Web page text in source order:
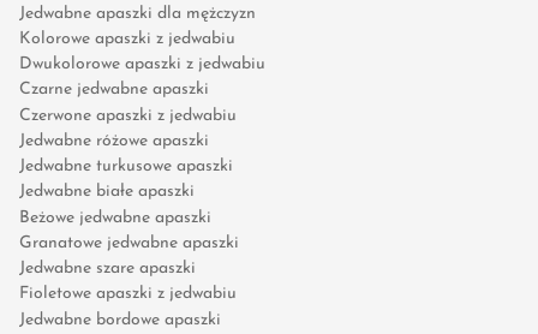
Jedwabne apaszki dla mężczyzn
Kolorowe apaszki z jedwabiu
Dwukolorowe apaszki z jedwabiu
Czarne jedwabne apaszki
Czerwone apaszki z jedwabiu
Jedwabne różowe apaszki
Jedwabne turkusowe apaszki
Jedwabne białe apaszki
Beżowe jedwabne apaszki
Granatowe jedwabne apaszki
Jedwabne szare apaszki
Fioletowe apaszki z jedwabiu
Jedwabne bordowe apaszki